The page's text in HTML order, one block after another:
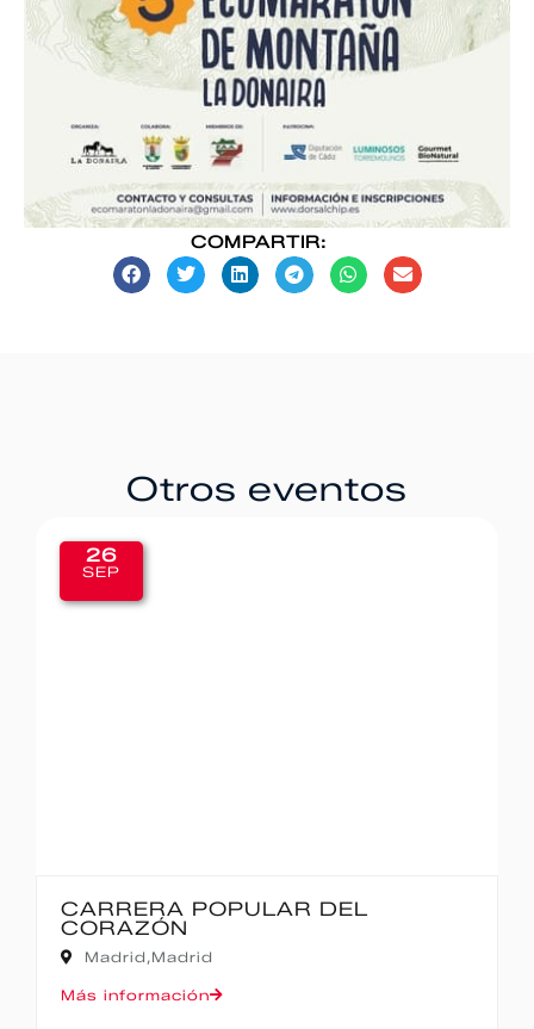
COMPARTIR:
Otros eventos
IBERCAJA MADRID CORRE POR
MADRID – 10K
Madrid,Madrid
Más información